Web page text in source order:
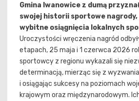
Gmina Iwanowice z dumą
swojej historii sportowe nagrody,
wybitne osiągnięcia lokalnych
Uroczystości wręczenia nagród
etapach, 25 maja i 1 czerwca 2026
sportowcy z regionu wykazali się
determinacją, mierząc się z
i osiągając sukcesy na poziomach
krajowym oraz międzynarodowym.